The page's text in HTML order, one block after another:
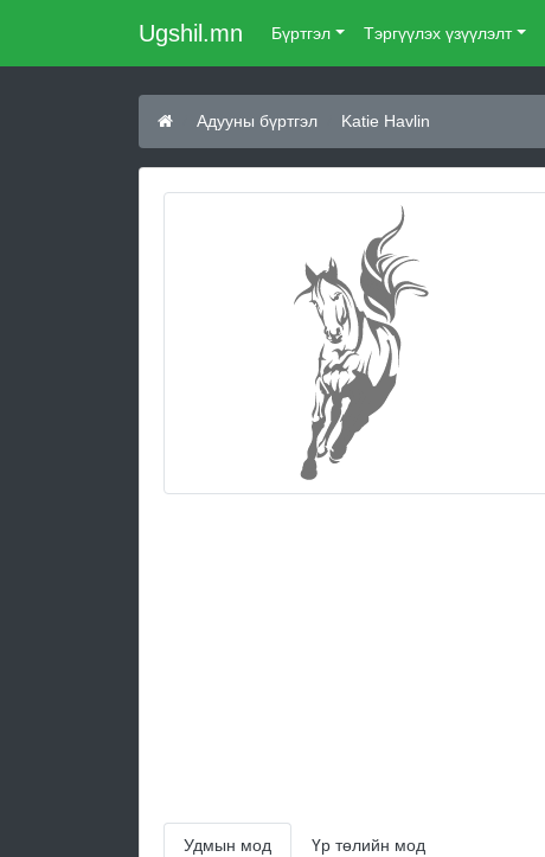
Ugshil.mn Бүртгэл Тэргүүлэх үзүүлэлт
Адууны бүртгэл Katie Havlin
Удмын мод Үр төлийн мод